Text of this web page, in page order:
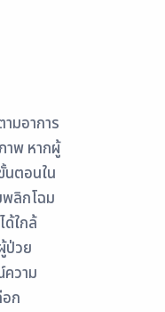
มอาการ
าพ หากผู้
ตอนใน
ลิกโฉม
ด้ใกล้
ป่วย
วาม
ก